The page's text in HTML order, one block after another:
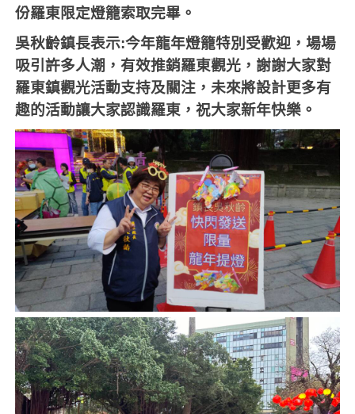
份羅東限定燈籠索取完畢。
吳秋齡鎮長表示:今年龍年燈籠特別受歡迎，場場
吸引許多人潮，有效推銷羅東觀光，謝謝大家對
羅東鎮觀光活動支持及關注，未來將設計更多有
趣的活動讓大家認識羅東，祝大家新年快樂。